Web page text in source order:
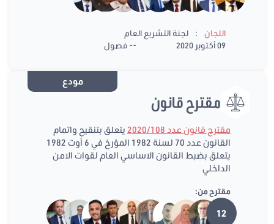
اللجان :
لجنة التشريع العام
09 أكتوبر 2020
-- فصول
مودع
مقترح قانون
مقترح قانون عدد 2020/108
يتعلق بتنقيح واتمام
القانون عدد 70 لسنة 1982 المؤرخ في 6 أوت 1982
يتعلق بضبط القانون الاساسي العام لقوات الامن
الداخلي
مقترح من:
12